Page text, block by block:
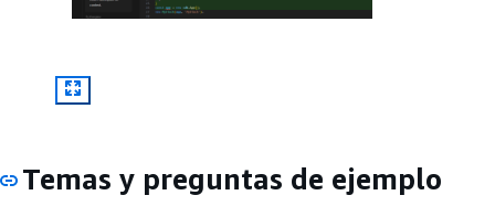
Temas y preguntas de ejemplo